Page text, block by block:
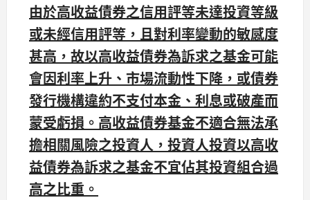
由於高收益債券之信用評等未達投資等級
或未經信用評等，且對利率變動的敏感度
甚高，故以高收益債券為訴求之基金可能
會因利率上升、市場流動性下降，或債券
發行機構違約不支付本金、利息或破產而
蒙受虧損。高收益債券基金不適合無法承
擔相關風險之投資人，投資人投資以高收
益債券為訴求之基金不宜佔其投資組合過
高之比重。